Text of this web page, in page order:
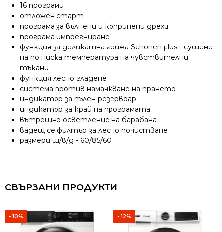
16 програми
отложен старт
програма за вълнени и копринени дрехи
програма импрегниране
функция за деликатна грижа Schonen plus - сушене
на по ниска температура на чувствителни
тъкани
функция лесно гладене
система против намачкване на прането
индикатор за пълен резервоар
индикатор за край на програмата
вътрешно осветление на барабана
вадещ се филтър за лесно почистване
размери ш/в/д - 60/85/60
СВЪРЗАНИ ПРОДУКТИ
- 10% - 12%